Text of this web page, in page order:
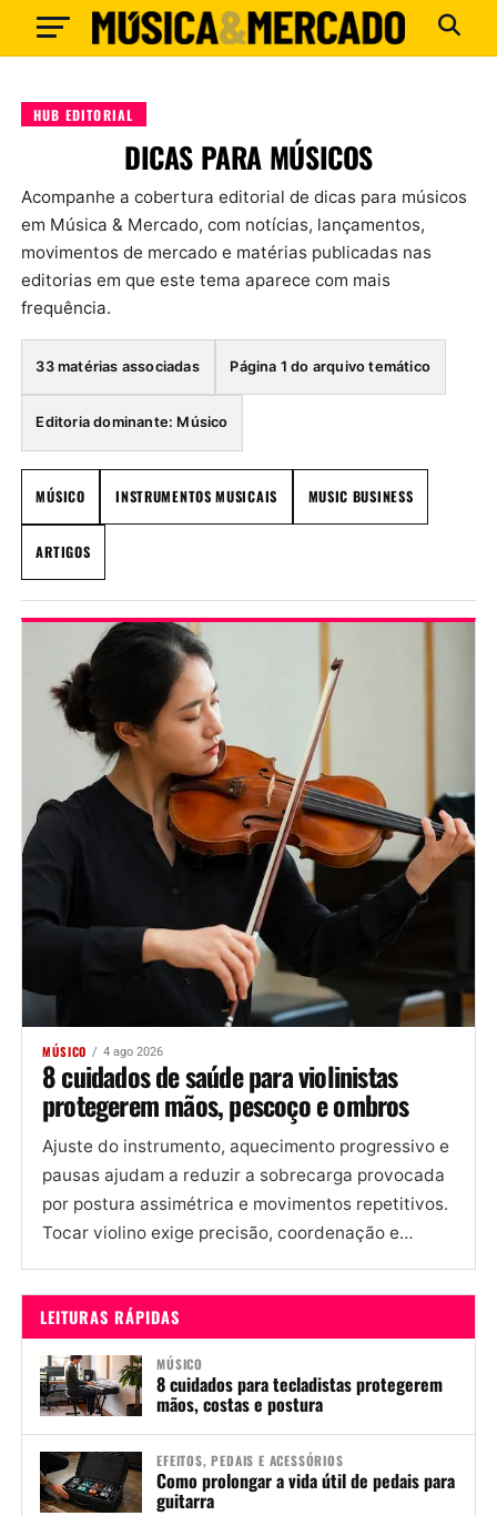
HUB EDITORIAL
DICAS PARA MÚSICOS
Acompanhe a cobertura editorial de dicas para músicos
em Música & Mercado, com notícias, lançamentos,
movimentos de mercado e matérias publicadas nas
editorias em que este tema aparece com mais
frequência.
33 matérias associadas Página 1 do arquivo temático
Editoria dominante: Músico
MÚSICO INSTRUMENTOS MUSICAIS MUSIC BUSINESS
ARTIGOS
MÚSICO 4 ago 2026
8 cuidados de saúde para violinistas
protegerem mãos, pescoço e ombros
Ajuste do instrumento, aquecimento progressivo e
pausas ajudam a reduzir a sobrecarga provocada
por postura assimétrica e movimentos repetitivos.
Tocar violino exige precisão, coordenação e
períodos...
LEITURAS RÁPIDAS
MÚSICO
8 cuidados para tecladistas protegerem
mãos, costas e postura
EFEITOS, PEDAIS E ACESSÓRIOS
Como prolongar a vida útil de pedais para
guitarra